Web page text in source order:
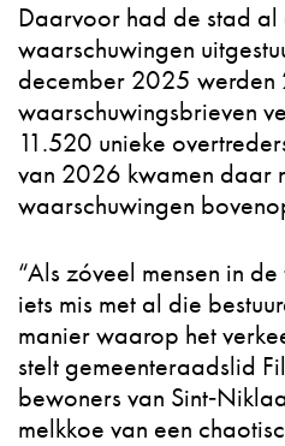
Daarvoor had de stad
waarschuwingen
december 2025
waarschuwingsbrieven
11.520 unieke
van 2026 kwamen daar
waarschuwingen
“Als zóveel mensen in
iets mis met al die
manier waarop het
stelt gemeenteraadslid
bewoners van
melkkoe van een